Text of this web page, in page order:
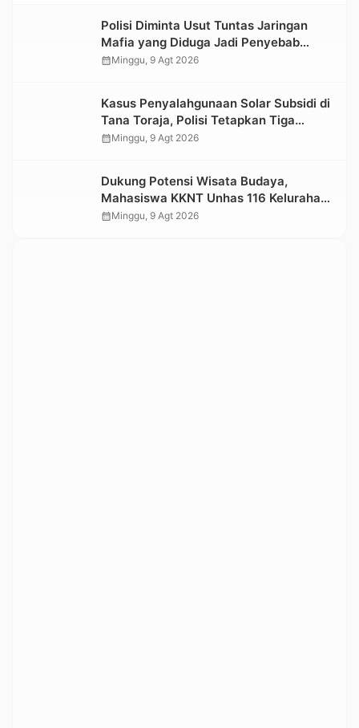
Polisi Diminta Usut Tuntas Jaringan
Mafia yang Diduga Jadi Penyebab
Kelangkaan BBM di Toraja
calendar_monthMinggu, 9 Agt 2026
Kasus Penyalahgunaan Solar Subsidi di
Tana Toraja, Polisi Tetapkan Tiga
Tersangka Baru
calendar_monthMinggu, 9 Agt 2026
Dukung Potensi Wisata Budaya,
Mahasiswa KKNT Unhas 116 Kelurahan
Nonongan Utara Pasang Papan
calendar_monthMinggu, 9 Agt 2026